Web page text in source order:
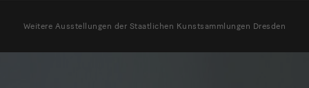
Ausstellungen
Weitere Ausstellungen der Staatlichen Kunstsammlungen Dresden